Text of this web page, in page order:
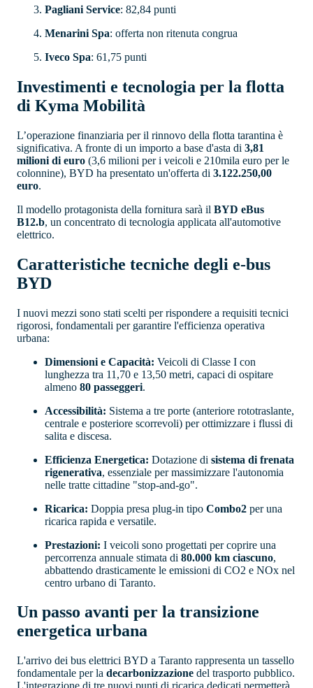
Pagliani Service: 82,84 punti
Menarini Spa: offerta non ritenuta congrua
Iveco Spa: 61,75 punti
Investimenti e tecnologia per la flotta
di Kyma Mobilità
L’operazione finanziaria per il rinnovo della flotta tarantina è
significativa. A fronte di un importo a base d'asta di 3,81
milioni di euro (3,6 milioni per i veicoli e 210mila euro per le
colonnine), BYD ha presentato un'offerta di 3.122.250,00
euro.
Il modello protagonista della fornitura sarà il BYD eBus
B12.b, un concentrato di tecnologia applicata all'automotive
elettrico.
Caratteristiche tecniche degli e-bus
BYD
I nuovi mezzi sono stati scelti per rispondere a requisiti tecnici
rigorosi, fondamentali per garantire l'efficienza operativa
urbana:
Dimensioni e Capacità: Veicoli di Classe I con
lunghezza tra 11,70 e 13,50 metri, capaci di ospitare
almeno 80 passeggeri.
Accessibilità: Sistema a tre porte (anteriore rototraslante,
centrale e posteriore scorrevoli) per ottimizzare i flussi di
salita e discesa.
Efficienza Energetica: Dotazione di sistema di frenata
rigenerativa, essenziale per massimizzare l'autonomia
nelle tratte cittadine "stop-and-go".
Ricarica: Doppia presa plug-in tipo Combo2 per una
ricarica rapida e versatile.
Prestazioni: I veicoli sono progettati per coprire una
percorrenza annuale stimata di 80.000 km ciascuno,
abbattendo drasticamente le emissioni di CO2 e NOx nel
centro urbano di Taranto.
Un passo avanti per la transizione
energetica urbana
L'arrivo dei bus elettrici BYD a Taranto rappresenta un tassello
fondamentale per la decarbonizzazione del trasporto pubblico.